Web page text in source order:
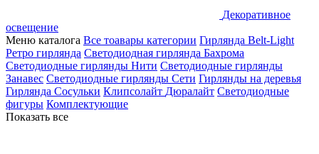
Декоративное
освещение
Меню каталога Все тоавары категории Гирлянда Belt-Light
Ретро гирлянда Светодиодная гирлянда Бахрома
Светодиодные гирлянды Нити Светодиодные гирлянды
Занавес Светодиодные гирлянды Сети Гирлянды на деревья
Гирлянда Сосульки Клипсолайт Дюралайт Светодиодные
фигуры Комплектующие
Показать все